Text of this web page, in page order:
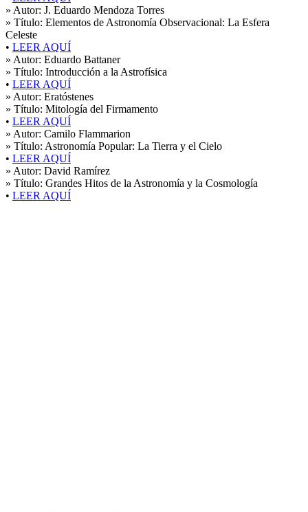
» Autor: J. Eduardo Mendoza Torres
» Título: Elementos de Astronomía Observacional: La Esfera
Celeste
• LEER AQUÍ
» Autor: Eduardo Battaner
» Título: Introducción a la Astrofísica
• LEER AQUÍ
» Autor: Eratóstenes
» Título: Mitología del Firmamento
• LEER AQUÍ
» Autor: Camilo Flammarion
» Título: Astronomía Popular: La Tierra y el Cielo
• LEER AQUÍ
» Autor: David Ramírez
» Título: Grandes Hitos de la Astronomía y la Cosmología
• LEER AQUÍ